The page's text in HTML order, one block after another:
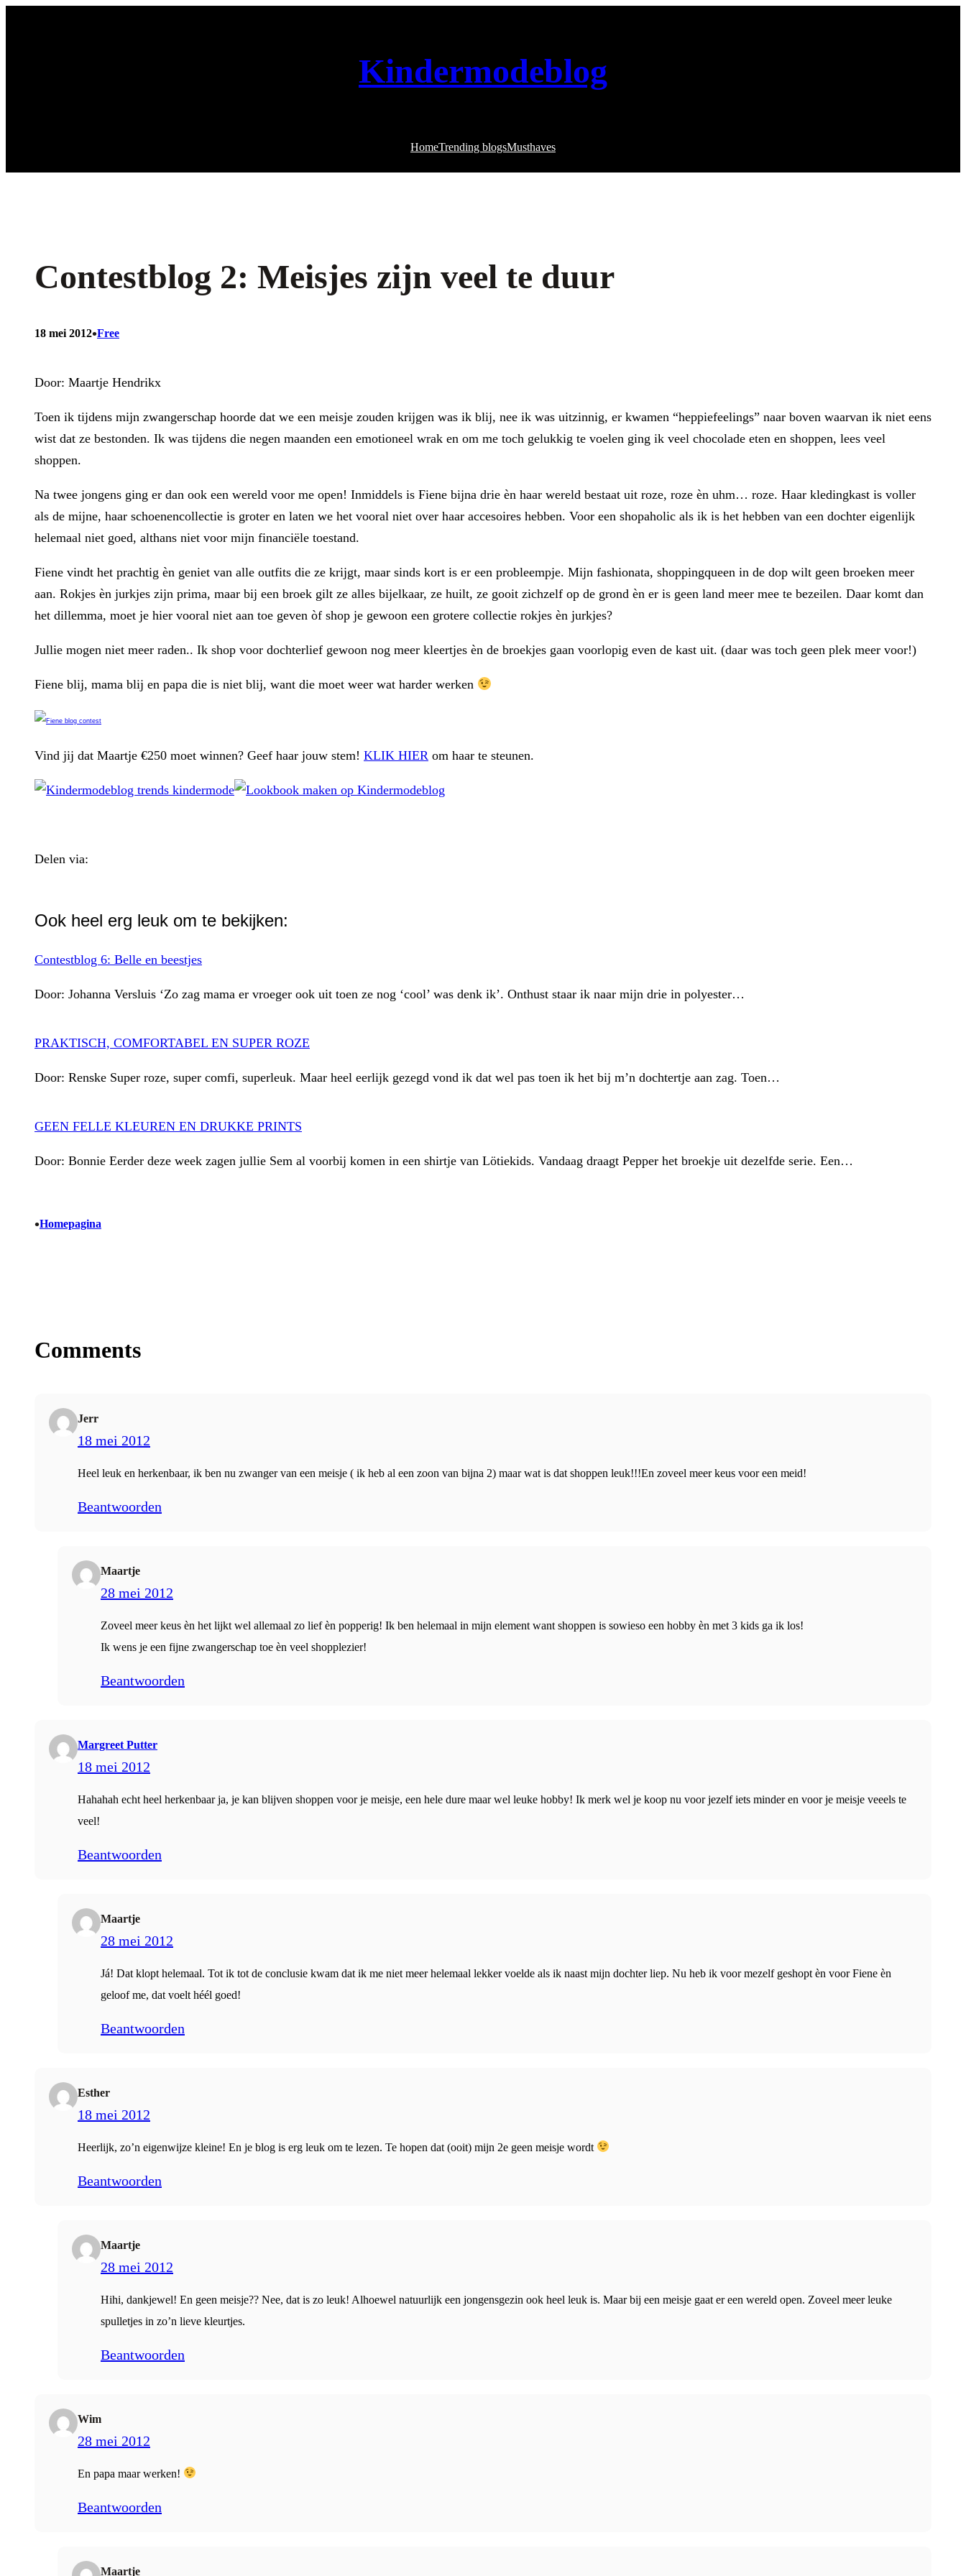
Kindermodeblog
HomeTrending blogsMusthaves
Contestblog 2: Meisjes zijn veel te duur
18 mei 2012•Free
Door: Maartje Hendrikx
Toen ik tijdens mijn zwangerschap hoorde dat we een meisje zouden krijgen was ik blij, nee ik was uitzinnig, er kwamen “heppiefeelings” naar boven waarvan ik niet eens
wist dat ze bestonden. Ik was tijdens die negen maanden een emotioneel wrak en om me toch gelukkig te voelen ging ik veel chocolade eten en shoppen, lees veel
shoppen.
Na twee jongens ging er dan ook een wereld voor me open! Inmiddels is Fiene bijna drie èn haar wereld bestaat uit roze, roze èn uhm… roze. Haar kledingkast is voller
als de mijne, haar schoenencollectie is groter en laten we het vooral niet over haar accesoires hebben. Voor een shopaholic als ik is het hebben van een dochter eigenlijk
helemaal niet goed, althans niet voor mijn financiële toestand.
Fiene vindt het prachtig èn geniet van alle outfits die ze krijgt, maar sinds kort is er een probleempje. Mijn fashionata, shoppingqueen in de dop wilt geen broeken meer
aan. Rokjes èn jurkjes zijn prima, maar bij een broek gilt ze alles bijelkaar, ze huilt, ze gooit zichzelf op de grond èn er is geen land meer mee te bezeilen. Daar komt dan
het dillemma, moet je hier vooral niet aan toe geven òf shop je gewoon een grotere collectie rokjes èn jurkjes?
Jullie mogen niet meer raden.. Ik shop voor dochterlief gewoon nog meer kleertjes èn de broekjes gaan voorlopig even de kast uit. (daar was toch geen plek meer voor!)
Fiene blij, mama blij en papa die is niet blij, want die moet weer wat harder werken
Vind jij dat Maartje €250 moet winnen? Geef haar jouw stem! KLIK HIER om haar te steunen.
Delen via:
Ook heel erg leuk om te bekijken:
Contestblog 6: Belle en beestjes
Door: Johanna Versluis ‘Zo zag mama er vroeger ook uit toen ze nog ‘cool’ was denk ik’. Onthust staar ik naar mijn drie in polyester…
PRAKTISCH, COMFORTABEL EN SUPER ROZE
Door: Renske Super roze, super comfi, superleuk. Maar heel eerlijk gezegd vond ik dat wel pas toen ik het bij m’n dochtertje aan zag. Toen…
GEEN FELLE KLEUREN EN DRUKKE PRINTS
Door: Bonnie Eerder deze week zagen jullie Sem al voorbij komen in een shirtje van Lötiekids. Vandaag draagt Pepper het broekje uit dezelfde serie. Een…
•Homepagina
Comments
Jerr
18 mei 2012
Heel leuk en herkenbaar, ik ben nu zwanger van een meisje ( ik heb al een zoon van bijna 2) maar wat is dat shoppen leuk!!!En zoveel meer keus voor een meid!
Beantwoorden
Maartje
28 mei 2012
Zoveel meer keus èn het lijkt wel allemaal zo lief èn popperig! Ik ben helemaal in mijn element want shoppen is sowieso een hobby èn met 3 kids ga ik los!
Ik wens je een fijne zwangerschap toe èn veel shopplezier!
Beantwoorden
Margreet Putter
18 mei 2012
Hahahah echt heel herkenbaar ja, je kan blijven shoppen voor je meisje, een hele dure maar wel leuke hobby! Ik merk wel je koop nu voor jezelf iets minder en voor je meisje veeels te
veel!
Beantwoorden
Maartje
28 mei 2012
Já! Dat klopt helemaal. Tot ik tot de conclusie kwam dat ik me niet meer helemaal lekker voelde als ik naast mijn dochter liep. Nu heb ik voor mezelf geshopt èn voor Fiene èn
geloof me, dat voelt héél goed!
Beantwoorden
Esther
18 mei 2012
Heerlijk, zo’n eigenwijze kleine! En je blog is erg leuk om te lezen. Te hopen dat (ooit) mijn 2e geen meisje wordt
Beantwoorden
Maartje
28 mei 2012
Hihi, dankjewel! En geen meisje?? Nee, dat is zo leuk! Alhoewel natuurlijk een jongensgezin ook heel leuk is. Maar bij een meisje gaat er een wereld open. Zoveel meer leuke
spulletjes in zo’n lieve kleurtjes.
Beantwoorden
Wim
28 mei 2012
En papa maar werken!
Beantwoorden
Maartje